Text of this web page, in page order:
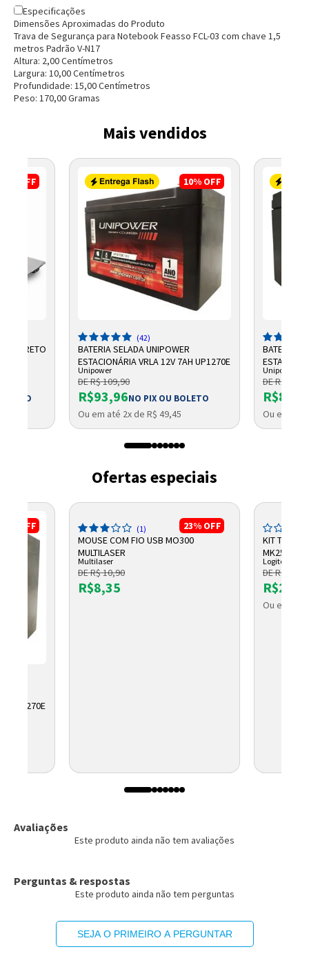
Especificações
Dimensões Aproximadas do Produto
Trava de Segurança para Notebook Feasso FCL-03 com chave 1,5
metros Padrão V-N17
Altura: 2,00Centímetros
Largura: 10,00Centímetros
Profundidade: 15,00Centímetros
Peso: 170,00Gramas
Mais vendidos
OFF
W9 PRETO
10% OFF
(42)
BATERIA SELADA UNIPOWER
ESTACIONÁRIA VRLA 12V 7AH UP1270E
Unipower
DE R$ 109,90
R$93,96NO PIX OU BOLETO
Ou em até 2x de R$ 49,45
BATERIA
7AH F187
Unipower
DE R$ 99,90
Ou em até
Ofertas especiais
OFF
UP1270E
23% OFF
(1)
MOUSE COM FIO USB MO300
MULTILASER
Multilaser
DE R$ 10,90
R$8,35
KIT
MK250
Logitech
DE R$
Ou em até
Avaliações
Este produto ainda não tem avaliações
Perguntas & respostas
Este produto ainda não tem perguntas
SEJA O PRIMEIRO A PERGUNTAR